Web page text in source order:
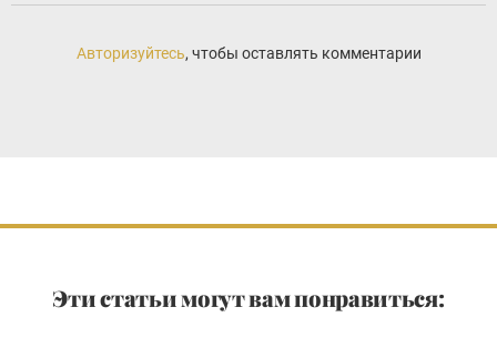
Авторизуйтесь, чтобы оставлять комментарии
Эти статьи могут вам понравиться: